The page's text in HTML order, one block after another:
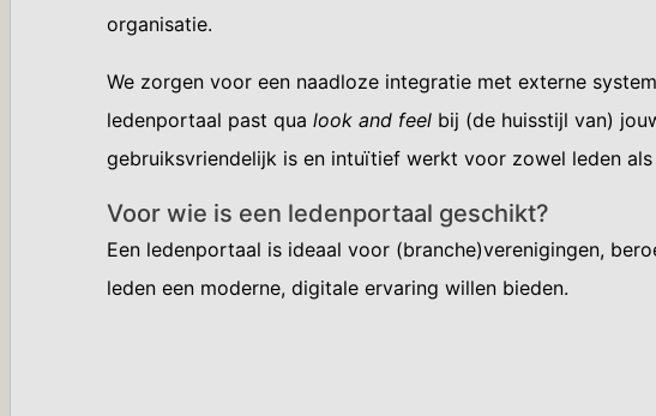
organisatie.
We zorgen voor een naadloze integratie met externe
ledenportaal past qua look and feel bij (de huisstijl van)
gebruiksvriendelijk is en intuïtief werkt voor zowel leden als
Voor wie is een ledenportaal geschikt?
Een ledenportaal is ideaal voor (branche)verenigingen,
leden een moderne, digitale ervaring willen bieden.